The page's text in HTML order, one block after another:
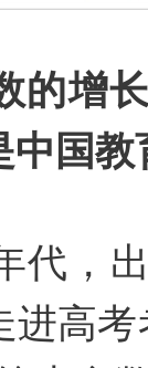
的增
国
，出
高